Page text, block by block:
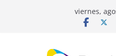
viernes,